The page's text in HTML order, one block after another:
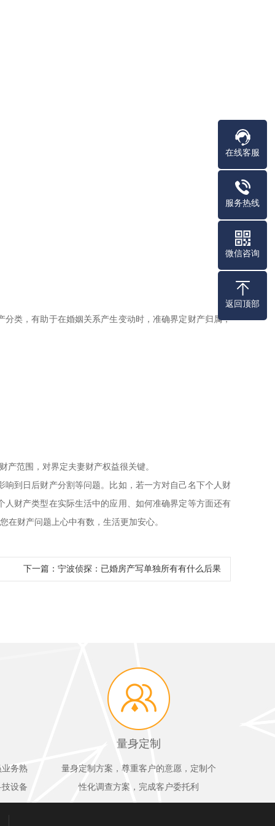
类，有助于在婚姻关系产生变动时，准确界定财产归属，
范围，对界定夫妻财产权益很关键。
到日后财产分割等问题。比如，若一方对自己名下个人财
财产类型在实际生活中的应用、如何准确界定等方面还有
在财产问题上心中有数，生活更加安心。
下一篇： 宁波侦探：已婚房产写单独所有有什么后果
务熟
设备
量身定制
量身定制方案，尊重客户的意愿，定制个
性化调查方案，完成客户委托利
在线客服
服务热线
微信咨询
返回顶部